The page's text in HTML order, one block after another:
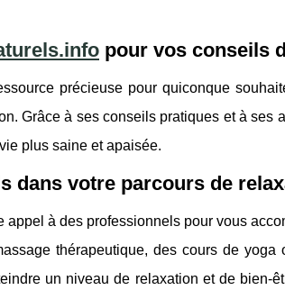
pour vos conseils
précieuse pour quiconque
Grâce à ses conseils pratiques et à
plus saine et apaisée.
dans votre parcours de
appel à des professionnels pour vous
thérapeutique, des cours de
un niveau de relaxation et de bien-